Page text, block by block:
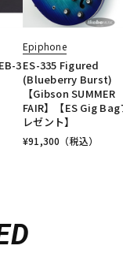
3
Epiphone
ES-335 Figured
(Blueberry Burst)
【Gibson SUMMER
FAIR】【ES Gig Bag
レゼント】
¥91,300 （税込）